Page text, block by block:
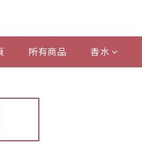
所有商品 香水